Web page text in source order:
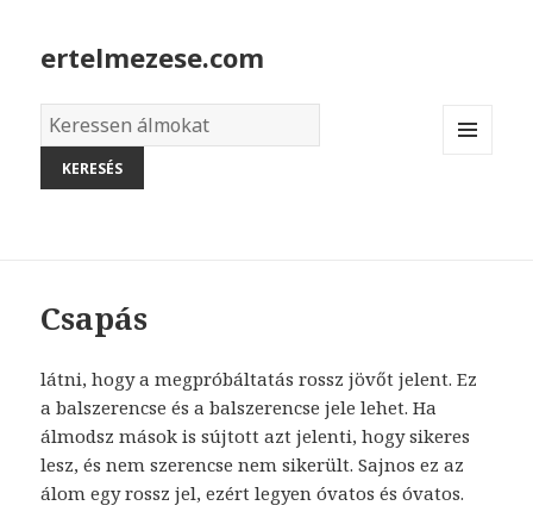
ertelmezese.com
Álmok
szótára
Csapás
látni, hogy a megpróbáltatás rossz jövőt jelent. Ez
a balszerencse és a balszerencse jele lehet. Ha
álmodsz mások is sújtott azt jelenti, hogy sikeres
lesz, és nem szerencse nem sikerült. Sajnos ez az
álom egy rossz jel, ezért legyen óvatos és óvatos.